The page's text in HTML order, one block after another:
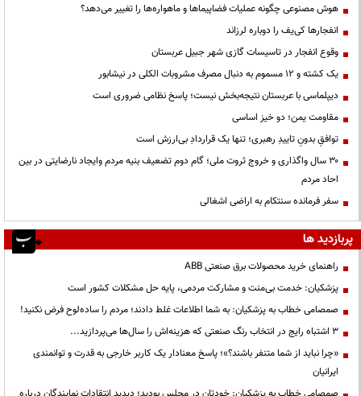
هوش مصنوعی چگونه عملیات فضاپیماها و ماهواره‌ها را تغییر می‌دهد؟
انفجارها کی‌یف را دوباره لرزاند
وقوع انفجار در تاسیسات گازی شهر جبیل عربستان
یک کشته و ۱۲ مسموم به دنبال مصرف مشروبات الکلی در نیشابور
دیپلماسی با عربستان نتیجه‌بخش نیست؛ پاسخ نظامی ضروری است
مقاومت یمن؛ دو خیز اساسی
توافقِ بدونِ تاییدِ رهبری؛ تنها یک قراردادِ بی‌ارزش است
۳۰ سال واگذاری و خروج ثروت ملی؛ گام دوم تضعیف بنیه مردم وایجاد نارضایتی در بین
احاد مردم
سفر فرمانده سنتکام به اراضی اشغالی
پربازدید ها
راهنمای خرید محصولات برق صنعتی ABB
پزشکیان: خدمت بی‌منت و مشارکت مردمی، پایه حل مشکلات کشور است
صمصامی خطاب به پزشکیان: به شما اطلاعات غلط دادند؛ مردم را ساده‌لوح فرض نکنید!
3 اشتباه رایج در انتخاب رنگ صنعتی که هزینه‌اش را سال‌ها می‌پردازید...
«چرا نباید از شما متنفر باشند؟»؛ پاسخ معنادار یک کاربر خارجی به قدرت و توانمندی
ایرانیان